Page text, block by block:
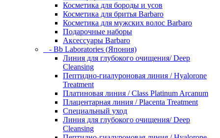
Косметика для бороды и усов
Косметика для бритья Barbaro
Косметика для мужских волос Barbaro
Подарочные наборы
Аксессуары Barbaro
- Bb Laboratories (Япония)
Линия для глубокого очищения/ Deep
Cleansing
Пептидно-гиалуроновая линия / Hyalorone
Treatment
Платиновая линия / Class Platinum Arcanum
Плацентарная линия / Placenta Treatment
Специальный уход
Линия для глубокого очищения/ Deep
Cleansing